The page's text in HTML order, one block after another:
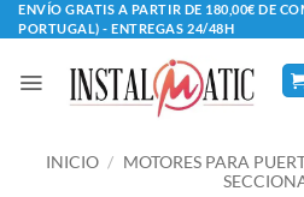
Saltar
al
contenido
ENVÍO GRATIS A PARTIR DE 180,00€ DE
PORTUGAL) - ENTREGAS 24/48H
INICIO / MOTORES PARA